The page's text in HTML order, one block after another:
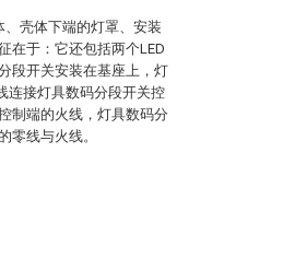
、壳体下端的灯罩、安装
在于：它还包括两个LED
段开关安装在基座上，灯
连接灯具数码分段开关控
制端的火线，灯具数码分
零线与火线。